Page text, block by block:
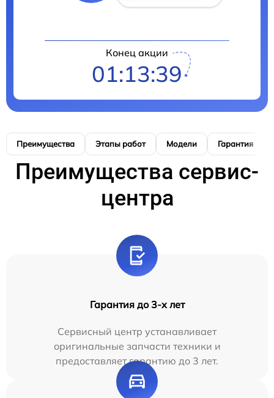
Конец акции
01:13:38
Преимущества Этапы работ Модели Гарантия
Преимущества сервис-
центра
Гарантия до 3-х лет
Сервисный центр устанавливает
оригинальные запчасти техники и
предоставляет гарантию до 3 лет.